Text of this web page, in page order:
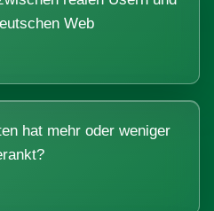
Web
hat mehr oder weniger